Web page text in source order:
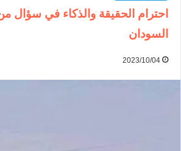
احترام الحقيقة والذكاء في سؤال
السودان
2023/10/04